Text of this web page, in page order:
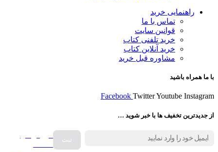
راهنمایی خرید
تماس با ما
قوانین سایت
خرید تلفنی کتاب
خرید آنلاین کتاب
مشاوره قبل خرید
با ما همراه باشید
Facebook TwitterYoutube Instagram
از جدیدترین تخفیف ها با خبر شوید …
فروش انواع